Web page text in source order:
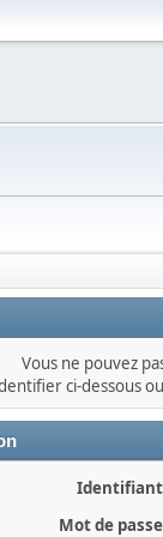
Vous ne pouvez
ci-dessous ou
Mot de